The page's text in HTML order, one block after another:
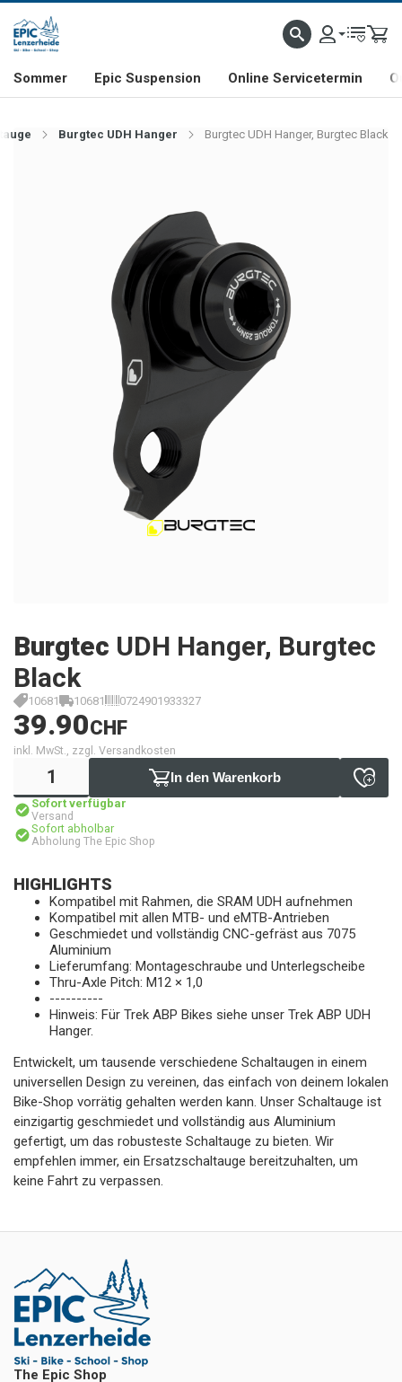
& FREERIDE-SPEZIALIST SCHWEIZER FIRMA SHOP & SHOWROOM IN
Sommer Epic Suspension Online Servicetermin
Burgtec UDH Hanger Burgtec UDH Hanger, Burgtec Black
Burgtec UDH Hanger, Burgtec
Black
10681 10681 0724901933327
39.90CHF
inkl. MwSt., zzgl. Versandkosten
In den Warenkorb
Sofort verfügbar
Versand
Sofort abholbar
Abholung The Epic Shop
HIGHLIGHTS
Kompatibel mit Rahmen, die SRAM UDH aufnehmen
Kompatibel mit allen MTB- und eMTB-Antrieben
Geschmiedet und vollständig CNC-gefräst aus 7075
Aluminium
Lieferumfang: Montageschraube und Unterlegscheibe
Thru-Axle Pitch: M12 × 1,0
----------
Hinweis: Für Trek ABP Bikes siehe unser Trek ABP UDH
Hanger.
Entwickelt, um tausende verschiedene Schaltaugen in einem
universellen Design zu vereinen, das einfach von deinem lokalen
Bike-Shop vorrätig gehalten werden kann. Unser Schaltauge ist
einzigartig geschmiedet und vollständig aus Aluminium
gefertigt, um das robusteste Schaltauge zu bieten. Wir
empfehlen immer, ein Ersatzschaltauge bereitzuhalten, um
keine Fahrt zu verpassen.
The Epic Shop